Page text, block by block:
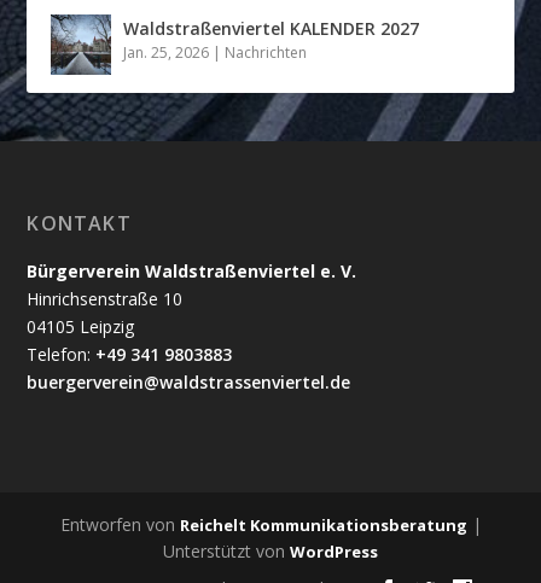
Waldstraßenviertel KALENDER 2027
Jan. 25, 2026 | Nachrichten
KONTAKT
Bürgerverein Waldstraßenviertel e. V.
Hinrichsenstraße 10
04105 Leipzig
Telefon: +49 341 9803883
buergerverein@waldstrassenviertel.de
Entworfen von Reichelt Kommunikationsberatung |
Unterstützt von WordPress